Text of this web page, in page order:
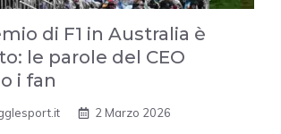
di F1 in Australia è
le parole del CEO
i fan
2 Marzo 2026